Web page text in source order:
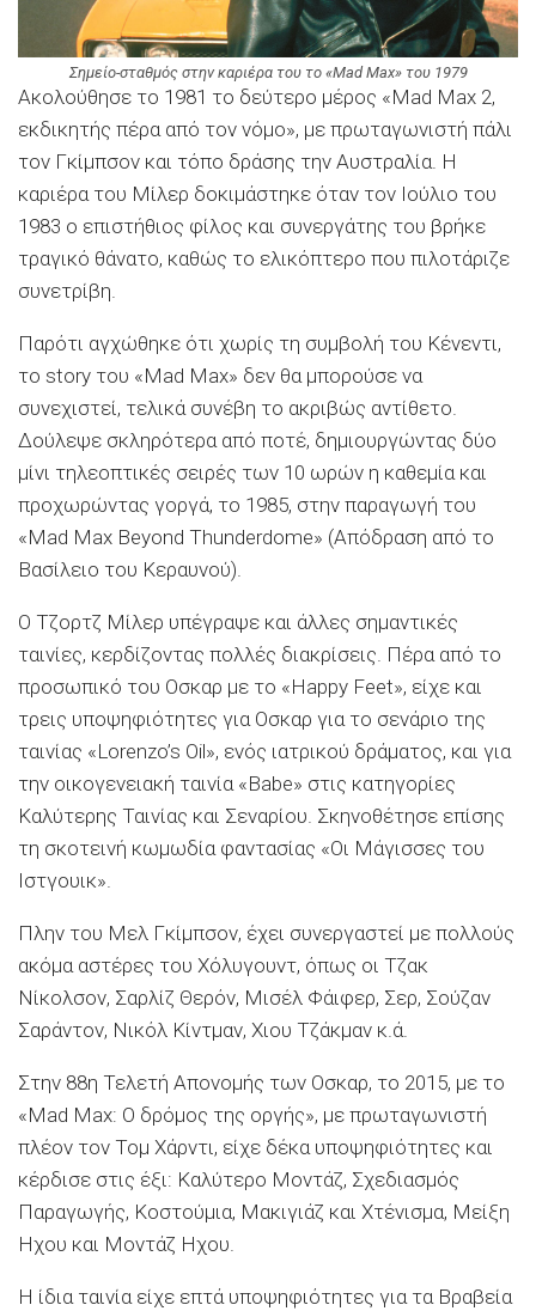
Σημείο-σταθμός στην καριέρα του το «Mad Max» τoυ 1979
Ακολούθησε το 1981 το δεύτερο μέρος «Mad Max 2,
εκδικητής πέρα από τον νόμο», με πρωταγωνιστή πάλι
τον Γκίμπσον και τόπο δράσης την Αυστραλία. Η
καριέρα του Μίλερ δοκιμάστηκε όταν τον Ιούλιο του
1983 ο επιστήθιος φίλος και συνεργάτης του βρήκε
τραγικό θάνατο, καθώς το ελικόπτερο που πιλοτάριζε
συνετρίβη.
Παρότι αγχώθηκε ότι χωρίς τη συμβολή του Κένεντι,
το story του «Mad Max» δεν θα μπορούσε να
συνεχιστεί, τελικά συνέβη το ακριβώς αντίθετο.
Δούλεψε σκληρότερα από ποτέ, δημιουργώντας δύο
μίνι τηλεοπτικές σειρές των 10 ωρών η καθεμία και
προχωρώντας γοργά, το 1985, στην παραγωγή του
«Mad Max Beyond Thunderdome» (Απόδραση από το
Βασίλειο του Κεραυνού).
Ο Τζορτζ Μίλερ υπέγραψε και άλλες σημαντικές
ταινίες, κερδίζοντας πολλές διακρίσεις. Πέρα από το
προσωπικό του Οσκαρ με το «Happy Feet», είχε και
τρεις υποψηφιότητες για Οσκαρ για το σενάριο της
ταινίας «Lorenzo’s Oil», ενός ιατρικού δράματος, και για
την οικογενειακή ταινία «Babe» στις κατηγορίες
Καλύτερης Ταινίας και Σεναρίου. Σκηνοθέτησε επίσης
τη σκοτεινή κωμωδία φαντασίας «Οι Μάγισσες του
Ιστγουικ».
Πλην του Μελ Γκίμπσον, έχει συνεργαστεί με πολλούς
ακόμα αστέρες του Χόλυγουντ, όπως οι Τζακ
Νίκολσον, Σαρλίζ Θερόν, Μισέλ Φάιφερ, Σερ, Σούζαν
Σαράντον, Νικόλ Κίντμαν, Χιου Τζάκμαν κ.ά.
Στην 88η Τελετή Απονομής των Οσκαρ, το 2015, με το
«Mad Max: Ο δρόμος της οργής», με πρωταγωνιστή
πλέον τον Τομ Χάρντι, είχε δέκα υποψηφιότητες και
κέρδισε στις έξι: Καλύτερο Μοντάζ, Σχεδιασμός
Παραγωγής, Κοστούμια, Μακιγιάζ και Χτένισμα, Μείξη
Ηχου και Μοντάζ Ηχου.
Η ίδια ταινία είχε επτά υποψηφιότητες για τα Βραβεία